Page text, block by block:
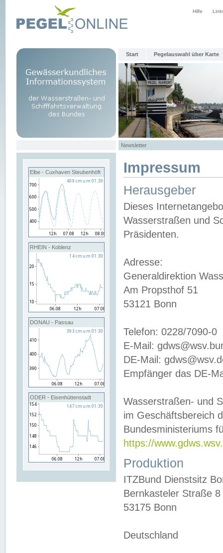
Hilfe
Start Pegelauswahl über Karte
Newsletter
Elbe - Cuxhaven Steubenhöft
RHEIN - Koblenz
DONAU - Passau
ODER - Eisenhüttenstadt
Impressum
Herausgeber
Dieses
Wasserstraßen und
Präsidenten.
Adresse:
Generaldirektion
Am Propsthof 51
53121 Bonn
Telefon: 0228/7090-0
E-Mail:
DE-Mail:
Empfänger das DE-
Wasserstraßen- und
im Geschäftsbereich
Bundesministeriums
https://
Produktion
ITZBund Dienstsitz
Bernkasteler Straße 8
53175 Bonn
Deutschland